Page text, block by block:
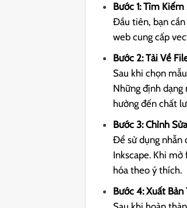
Bước 1: Tìm
Đầu tiên, bạn
web cung cấp
Bước 2: Tải Về
Sau khi chọn
Những định dạng
hưởng đến chất
Bước 3: Chỉnh
Để sử dụng nhẫn
Inkscape. Khi
hóa theo ý thích.
Bước 4: Xuất